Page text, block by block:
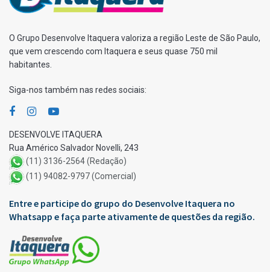
O Grupo Desenvolve Itaquera valoriza a região Leste de São Paulo,
que vem crescendo com Itaquera e seus quase 750 mil
habitantes.
Siga-nos também nas redes sociais:
DESENVOLVE ITAQUERA
Rua Américo Salvador Novelli, 243
(11) 3136-2564 (Redação)
(11) 94082-9797 (Comercial)
Entre e participe do grupo do Desenvolve Itaquera no
Whatsapp e faça parte ativamente de questões da região.